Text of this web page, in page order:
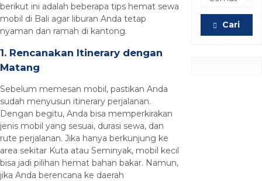
berikut ini adalah beberapa tips hemat sewa
mobil di Bali agar liburan Anda tetap
nyaman dan ramah di kantong.
1. Rencanakan Itinerary dengan
Matang
Sebelum memesan mobil, pastikan Anda
sudah menyusun itinerary perjalanan.
Dengan begitu, Anda bisa memperkirakan
jenis mobil yang sesuai, durasi sewa, dan
rute perjalanan. Jika hanya berkunjung ke
area sekitar Kuta atau Seminyak, mobil kecil
bisa jadi pilihan hemat bahan bakar. Namun,
jika Anda berencana ke daerah
Cari